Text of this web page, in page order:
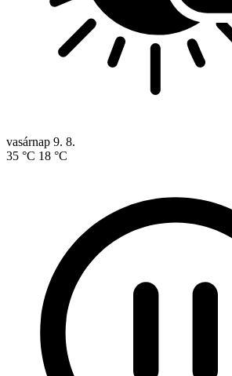
vasárnap 9. 8.
35 °C 18 °C